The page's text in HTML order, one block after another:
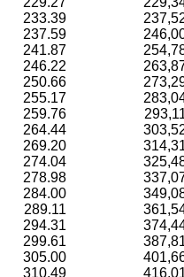
233.39
237.59
241.87
246.22
250.66
255.17
259.76
264.44
269.20
274.04
278.98
284.00
289.11
294.31
299.61
305.00
310.49